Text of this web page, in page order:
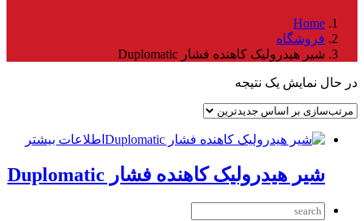
Home
فروشگاه
شیر هیدرولیک کاهنده فشار Duplomatic
در حال نمایش یک نتیجه
اطلاعات بیشتر
شیر هیدرولیک کاهنده فشار Duplomatic